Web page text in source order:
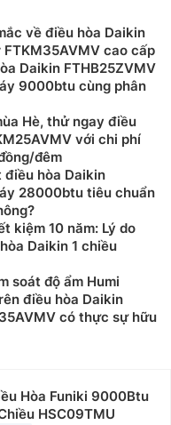
về điều hòa Daikin
cao cấp
Daikin FTHB25ZVMV
9000btu cùng phân
Hè, thử ngay điều
với chi phí
đêm
hòa Daikin
28000btu tiêu chuẩn
kiệm 10 năm: Lý do
Daikin 1 chiều
soát độ ẩm Humi
điều hòa Daikin
có thực sự hữu
Hòa Funiki 9000Btu
HSC09TMU